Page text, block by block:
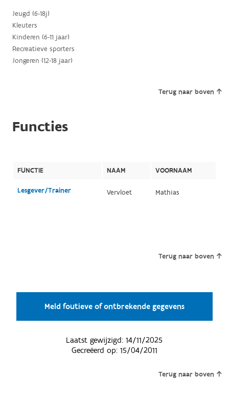
Jeugd (6-18j)
Kleuters
Kinderen (6-11 jaar)
Recreatieve sporters
Jongeren (12-18 jaar)
Terug naar boven
Functies
FUNCTIE NAAM VOORNAAM
Lesgever/Trainer Vervloet Mathias
Terug naar boven
Meld foutieve of ontbrekende gegevens
Laatst gewijzigd:14/11/2025
Gecreëerd op: 15/04/2011
Terug naar boven